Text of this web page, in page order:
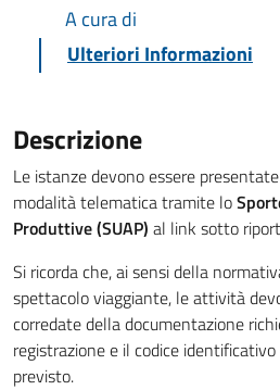
A cura di
Ulteriori Informazioni
Descrizione
Le istanze devono essere
modalità telematica tramite lo
Produttive (SUAP) al link sotto
Si ricorda che, ai sensi della
spettacolo viaggiante, le attività
corredate della documentazione
registrazione e il codice
previsto.